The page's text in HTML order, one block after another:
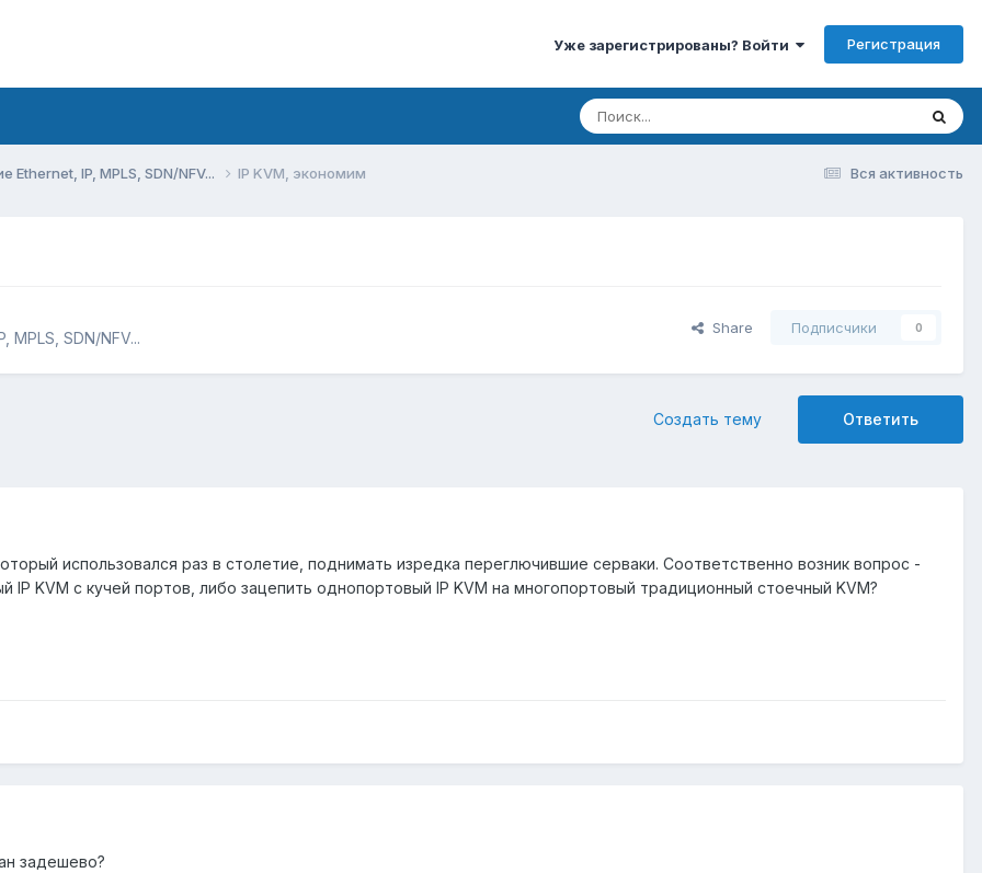
Уже зарегистрированы? Войти Регистрация
Вся активность
IP, MPLS, SDN/NFV... IP KVM, экономим
SDN/NFV...
Share Подписчики 0
Ответить
Создать тему
использовался раз в столетие, поднимать изредка переглючившие серваки. Соответственно возник вопрос -
IP KVM с кучей портов, либо зацепить однопортовый IP KVM на многопортовый традиционный стоечный KVM?
задешево?